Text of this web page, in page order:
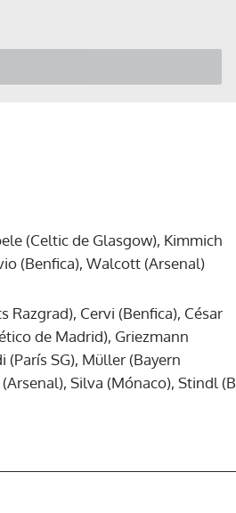
(Celtic de Glasgow), Kimmich
(Benfica), Walcott (Arsenal)
Cervi (Benfica), César
de Madrid), Griezmann
SG), Müller (Bayern
Silva (Mónaco), Stindl (B.